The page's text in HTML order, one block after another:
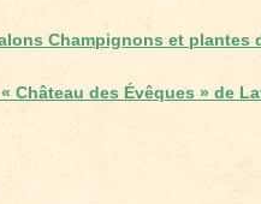
Champignons et plantes
Château des Évêques » de